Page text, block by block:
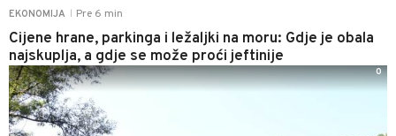
EKONOMIJA Pre 6 min
Cijene hrane, parkinga i ležaljki na moru: Gdje je obala
najskuplja, a gdje se može proći jeftinije
0